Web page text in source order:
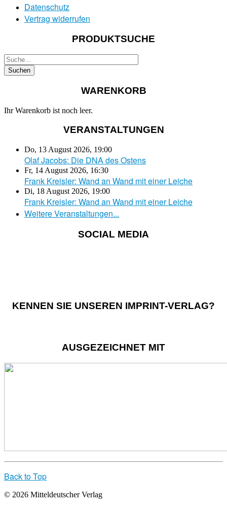
Datenschutz
Vertrag widerrufen
PRODUKTSUCHE
WARENKORB
Ihr Warenkorb ist noch leer.
VERANSTALTUNGEN
Do, 13 August 2026, 19:00
Olaf Jacobs: Die DNA des Ostens
Fr, 14 August 2026, 16:30
Frank Kreisler: Wand an Wand mit einer Leiche
Di, 18 August 2026, 19:00
Frank Kreisler: Wand an Wand mit einer Leiche
Weitere Veranstaltungen...
SOCIAL MEDIA
KENNEN SIE UNSEREN IMPRINT-VERLAG?
AUSGEZEICHNET MIT
Back to Top
© 2026 Mitteldeutscher Verlag